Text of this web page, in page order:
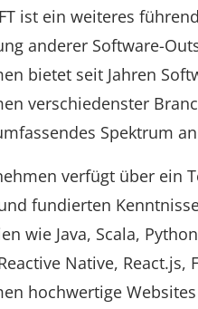
ist ein weiteres
anderer Software-
bietet seit Jahren
verschiedenster
Spektrum
verfügt über ein
fundierten
wie Java, Scala,
Native,
hochwertige